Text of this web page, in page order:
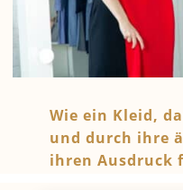
Wie ein Kleid,
und durch ihre
ihren Ausdruck